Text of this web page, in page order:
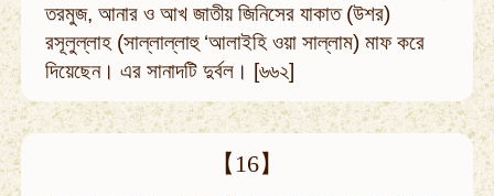
তরমুজ, আনার ও আখ জাতীয় জিনিসের যাকাত (উশর)
রসূলুল্লাহ (সাল্লাল্লাহু ‘আলাইহি ওয়া সাল্লাম) মাফ করে
দিয়েছেন। এর সানাদটি দুর্বল। [৬৬২]
【16】